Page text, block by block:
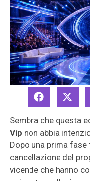
Sembra che questa
Vip non abbia
Dopo una prima
cancellazione del
vicende che hanno